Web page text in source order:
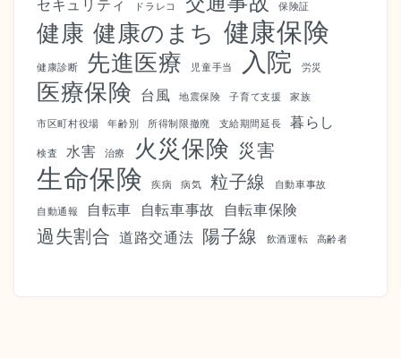
セキュリティ ドラレコ 保険証
健康 健康のまち 健康保険
健康診断 先進医療 児童手当 入院 労災
医療保険 台風 地震保険 子育て支援 家族
市区町村役場 年齢別 所得制限撤廃 支給期間延長 暮らし
検査 水害 治療 火災保険 災害
生命保険 疾病 病気 粒子線 自動車事故
自動通報 自転車 自転車事故 自転車保険
過失割合 道路交通法 陽子線 飲酒運転 高齢者